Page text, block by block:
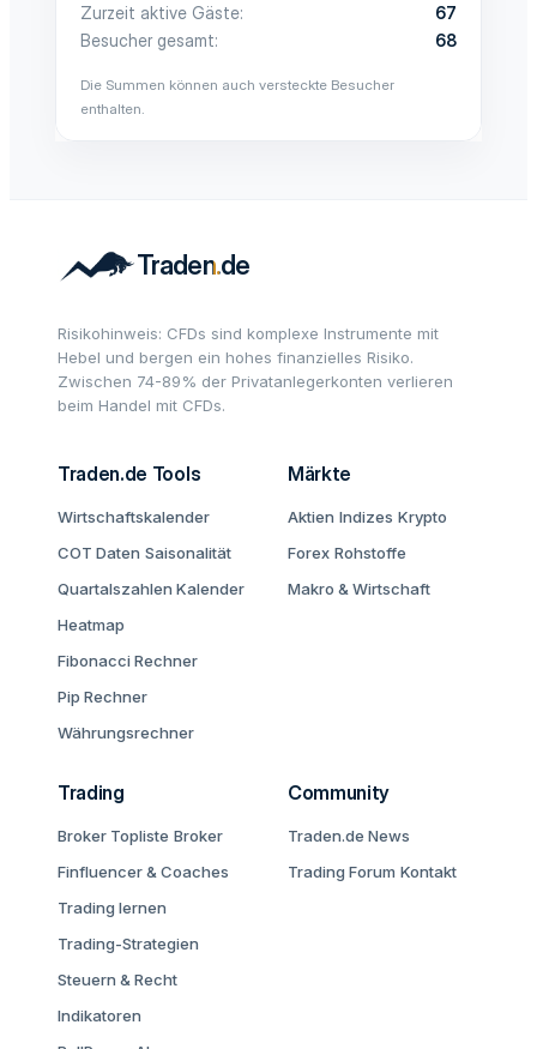
Zurzeit aktive Gäste
67
Besucher gesamt
68
Die Summen können auch versteckte Besucher
enthalten.
Risikohinweis: CFDs sind komplexe Instrumente mit
Hebel und bergen ein hohes finanzielles Risiko.
Zwischen 74-89% der Privatanlegerkonten verlieren
beim Handel mit CFDs.
Traden.de Tools
Wirtschaftskalender
COT Daten Saisonalität
Quartalszahlen Kalender
Heatmap
Fibonacci Rechner
Pip Rechner
Währungsrechner
Märkte
Aktien Indizes Krypto
Forex Rohstoffe
Makro & Wirtschaft
Trading
Broker Topliste Broker
Finfluencer & Coaches
Trading lernen
Trading-Strategien
Steuern & Recht
Indikatoren
Community
Traden.de News
Trading Forum Kontakt